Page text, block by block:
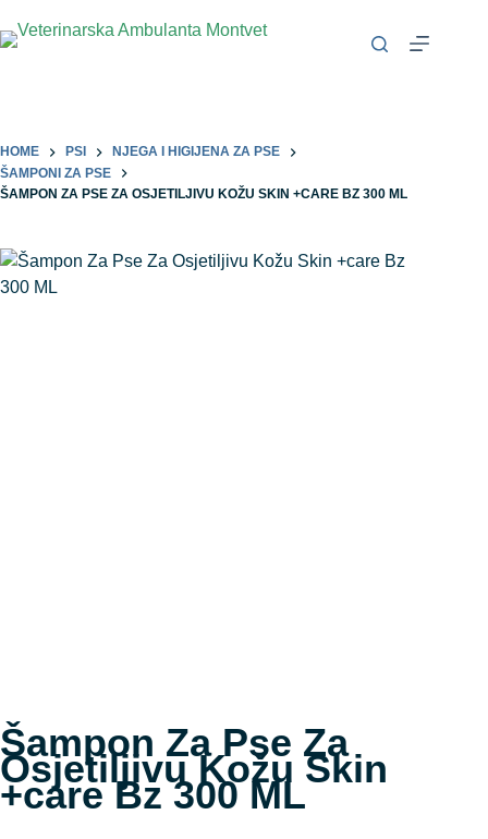
HOME PSI
NJEGA I HIGIJENA ZA PSE
ŠAMPONI ZA PSE
ŠAMPON ZA PSE ZA OSJETILJIVU KOŽU SKIN +CARE BZ 300 ML
Šampon Za Pse Za
Osjetiljivu Kožu Skin
+care Bz 300 ML